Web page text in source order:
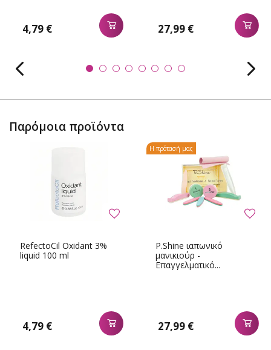
4,79 € 27,99 €
Παρόμοια προϊόντα
RefectoCil Oxidant 3%
liquid 100 ml
4,79 €
P.Shine ιαπωνικό
μανικιούρ -
Επαγγελματικό...
27,99 €
Η πρότασή μας